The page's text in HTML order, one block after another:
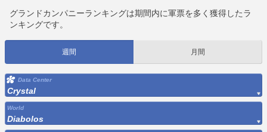
グランドカンパニーランキングは期間内に軍票を多く獲得したラ
ンキングです。
週間 月間
Data Center
Crystal
World
Diabolos